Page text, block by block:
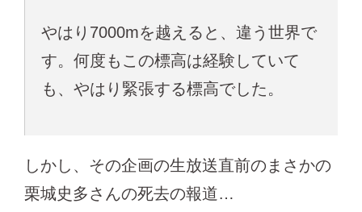
やはり7000mを越えると、違う世界で
す。何度もこの標高は経験していて
も、やはり緊張する標高でした。
しかし、その企画の生放送直前のまさかの
栗城史多さんの死去の報道…